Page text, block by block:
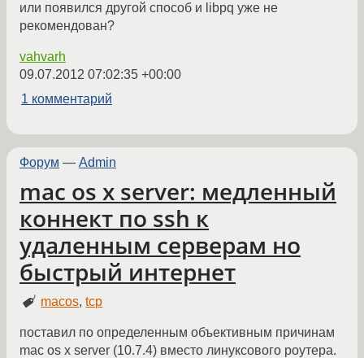
или появился другой способ и libpq уже не
рекомендован?
vahvarh
09.07.2012 07:02:35 +00:00
1 комментарий
Форум — Admin
mac os x server: медленный
коннект по ssh к
удаленным серверам но
быстрый интернет
macos,tcp
поставил по определенным объективным причинам
mac os x server (10.7.4) вместо линуксового роутера.